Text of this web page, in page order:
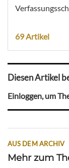
69 Artikel
Diesen Artikel
Einloggen, um
AUS DEM ARCHIV
Mehr zum